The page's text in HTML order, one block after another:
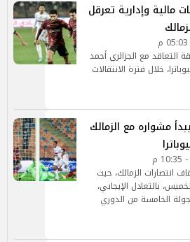
مالية وإدارية تعرقل
التعاقد مع الجزائري أحمد
خلال فترة الانتقالات
مشواره مع الزمالك
انتصارات الزمالك، حيث
بالتعادل الإيجابي،
الخامسة من الدوري